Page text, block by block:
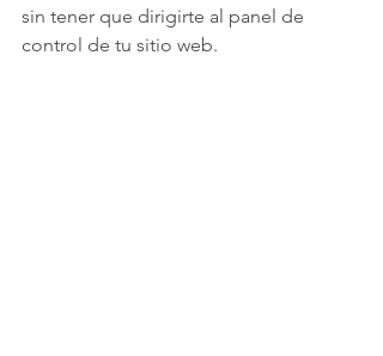
sin tener que dirigirte al panel de
control de tu sitio web.